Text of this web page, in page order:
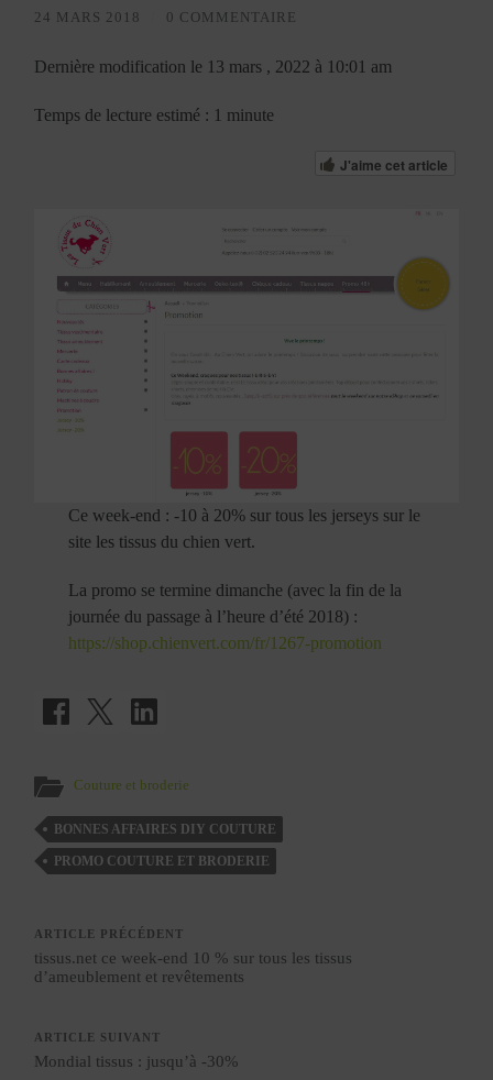
24 MARS 2018 0 COMMENTAIRE
Dernière modification le 13 mars , 2022 à 10:01 am
Temps de lecture estimé : 1 minute
J'aime cet article
Ce week-end : -10 à 20% sur tous les jerseys sur le
site les tissus du chien vert.
La promo se termine dimanche (avec la fin de la
journée du passage à l’heure d’été 2018) :
https://shop.chienvert.com/fr/1267-promotion
Couture et broderie
BONNES AFFAIRES DIY COUTURE
PROMO COUTURE ET BRODERIE
ARTICLE PRÉCÉDENT
tissus.net ce week-end 10 % sur tous les tissus
d’ameublement et revêtements
ARTICLE SUIVANT
Mondial tissus : jusqu’à -30%